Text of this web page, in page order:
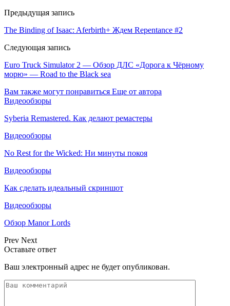
Предыдущая запись
The Binding of Isaac: Aferbirth+ Ждем Repentance #2
Следующая запись
Euro Truck Simulator 2 — Обзор ДЛС «Дорога к Чёрному
морю» — Road to the Black sea
Вам также могут понравиться Еще от автора
Видеообзоры
Syberia Remastered. Как делают ремастеры
Видеообзоры
No Rest for the Wicked: Ни минуты покоя
Видеообзоры
Как сделать идеальный скриншот
Видеообзоры
Обзор Manor Lords
Prev Next
Оставьте ответ
Ваш электронный адрес не будет опубликован.